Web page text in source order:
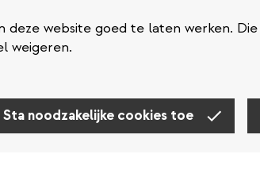
deze website goed te laten werken.
weigeren.
Sta noodzakelijke cookies toe